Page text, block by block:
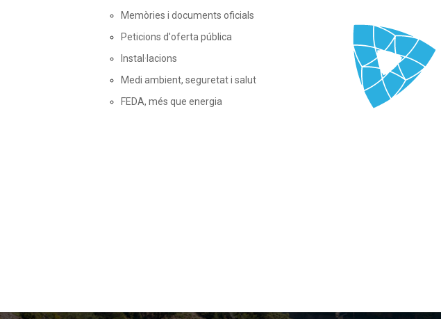
Memòries i documents oficials
Peticions d'oferta pública
Instal·lacions
Medi ambient, seguretat i salut
FEDA, més que energia